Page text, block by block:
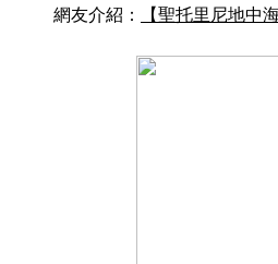
網友介紹：
【聖托里尼地中